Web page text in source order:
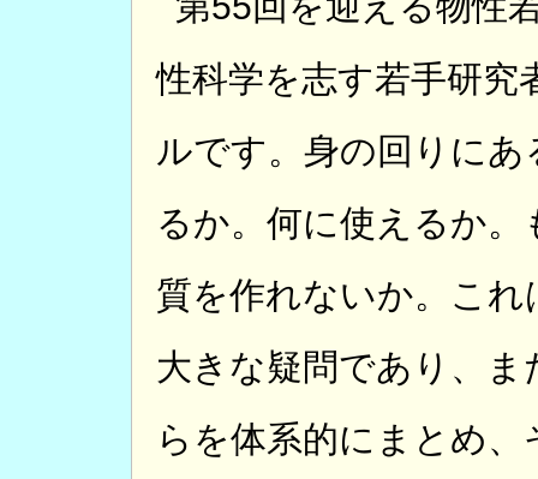
性科学を志す若手研究
ルです。身の回りに
るか。何に使えるか
質を作れないか。こ
大きな疑問であり、
らを体系的にまとめ